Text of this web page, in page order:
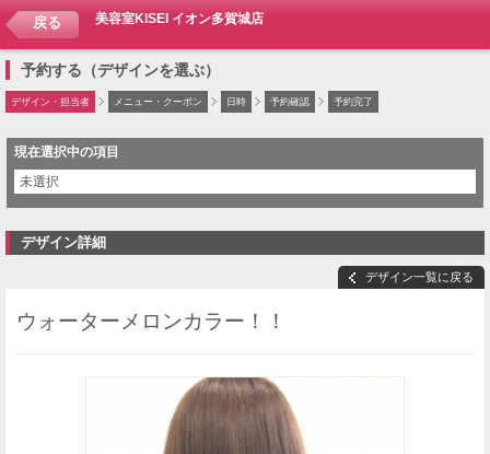
戻る 美容室KISEI イオン多賀城店
予約する（デザインを選ぶ）
デザイン・担当者 メニュー・クーポン 日時 予約確認 予約完了
現在選択中の項目
未選択
デザイン詳細
デザイン一覧に戻る
ウォーターメロンカラー！！